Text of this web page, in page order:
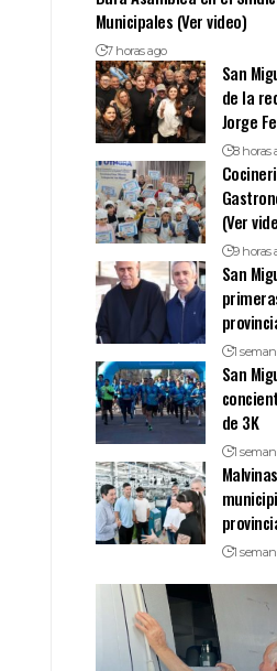
Municipales (Ver video)
7 horas ago
San
de la
Jorge
8 horas
(Ver
9 horas
San
1
San
de 3K
1
1